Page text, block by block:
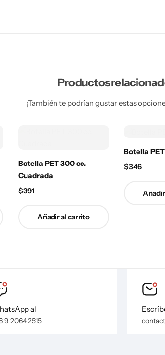
Productos
¡También te podrían gustar estas
Botella PET 300 cc.
Cuadrada
$391
Añadir al carrito
Botella
$346
al
9 2064 2515